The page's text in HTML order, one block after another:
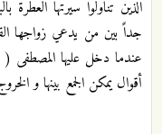
الذين تناولوا سيرتها
جداً بين من يدعي زواجها
عندما دخل عليها المصطفى
أقوال يمكن الجمع بينها و